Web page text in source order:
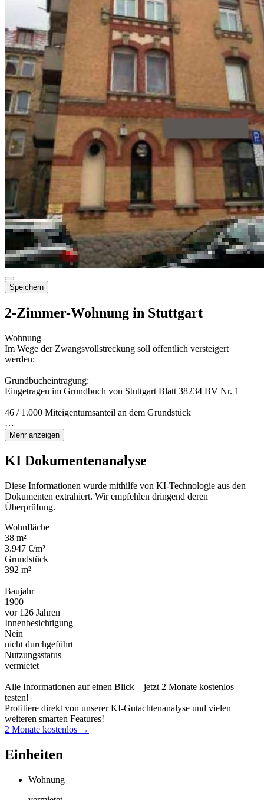
Speichern
2-Zimmer-Wohnung in Stuttgart
Wohnung
Im Wege der Zwangsvollstreckung soll öffentlich versteigert
werden:
Grundbucheintragung:
Eingetragen im Grundbuch von Stuttgart Blatt 38234 BV Nr. 1
46 / 1.000 Miteigentumsanteil an dem Grundstück
…
Mehr anzeigen
KI Dokumentenanalyse
Diese Informationen wurde mithilfe von KI-Technologie aus den
Dokumenten extrahiert. Wir empfehlen dringend deren
Überprüfung.
Wohnfläche
38 m²
3.947 €/m²
Grundstück
392 m²
Baujahr
1900
vor 126 Jahren
Innenbesichtigung
Nein
nicht durchgeführt
Nutzungsstatus
vermietet
Alle Informationen auf einen Blick – jetzt 2 Monate kostenlos
testen!
Profitiere direkt von unserer KI-Gutachtenanalyse und vielen
weiteren smarten Features!
2 Monate kostenlos →
Einheiten
Wohnung